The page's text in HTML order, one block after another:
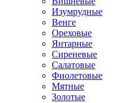
Изумрудные
Венге
Ореховые
Янтарные
Сиреневые
Салатовые
Фиолетовые
Мятные
Золотые